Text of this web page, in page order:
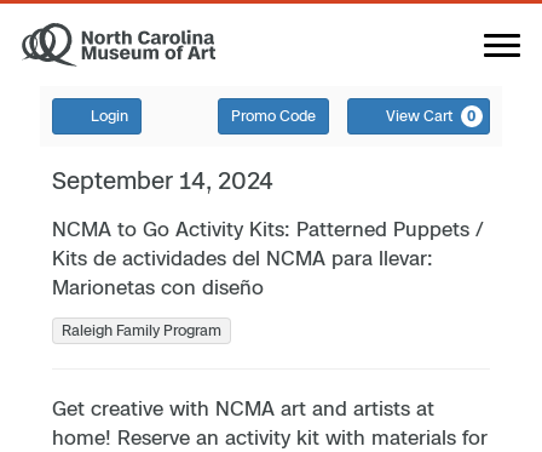
Login Promo Code View Cart 0
September 14, 2024
NCMA to Go Activity Kits: Patterned Puppets /
Kits de actividades del NCMA para llevar:
Marionetas con diseño
Raleigh Family Program
Get creative with NCMA art and artists at
home! Reserve an activity kit with materials for